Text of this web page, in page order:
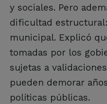
y sociales. Pero
dificultad
municipal. Explicó
tomadas por los
sujetas a
pueden demorar
políticas públicas.